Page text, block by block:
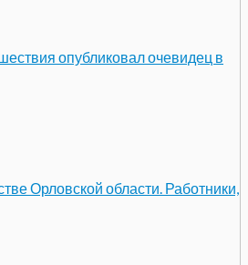
опубликовал очевидец в
Орловской области. Работники,